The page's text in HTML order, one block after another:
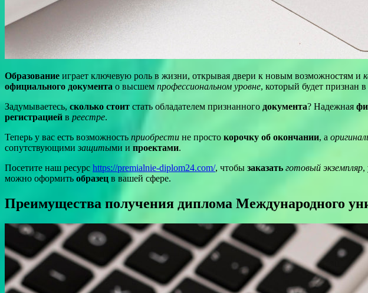
Образование играет ключевую роль в жизни, открывая двери к новым возможностям и
официального документа о высшем профессиональном уровне, который будет признан
Задумываетесь, сколько стоит стать обладателем признанного документа? Надежная
регистрацией в реестре.
Теперь у вас есть возможность приобрести не просто корочку об окончании, а
сопутствующими защитыми и проектами.
Посетите наш ресурс https://premialnie-diplom24.com/, чтобы заказать готовый экземпляр,
можно оформить образец в вашей сфере.
Преимущества получения диплома Международного